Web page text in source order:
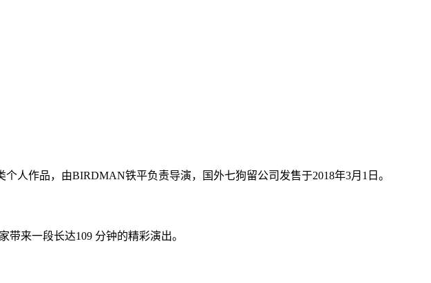
人作品，由BIRDMAN铁平负责导演，国外七狗留公司发售于2018年3月1日。
来一段长达109 分钟的精彩演出。